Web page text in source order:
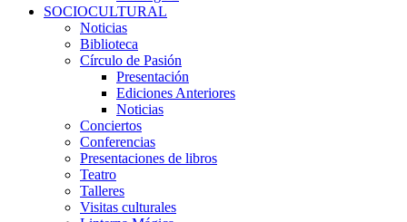
SOCIOCULTURAL
Noticias
Biblioteca
Círculo de Pasión
Presentación
Ediciones Anteriores
Noticias
Conciertos
Conferencias
Presentaciones de libros
Teatro
Talleres
Visitas culturales